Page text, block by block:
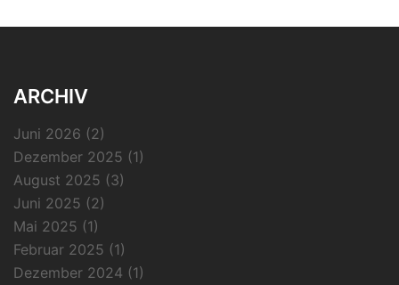
ARCHIV
Juni 2026 (2)
Dezember 2025 (1)
August 2025 (3)
Juni 2025 (2)
Mai 2025 (1)
Februar 2025 (1)
Dezember 2024 (1)